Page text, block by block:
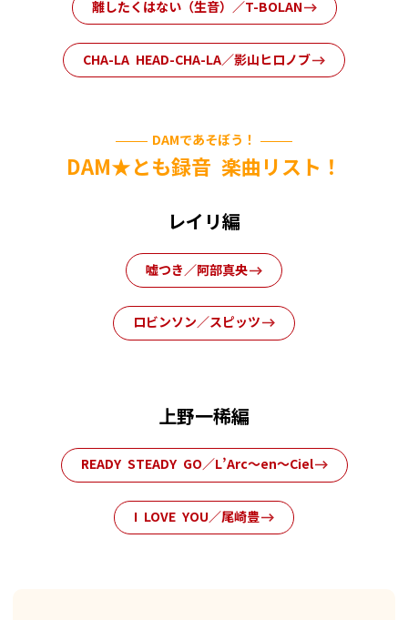
離したくはない（生音）／T-BOLAN
CHA-LA HEAD-CHA-LA／影山ヒロノブ
DAMであそぼう！
DAM★とも録音 楽曲リスト！
レイリ編
嘘つき／阿部真央
ロビンソン／スピッツ
上野一稀編
READY STEADY GO／L’Arc〜en〜Ciel
I LOVE YOU／尾崎豊